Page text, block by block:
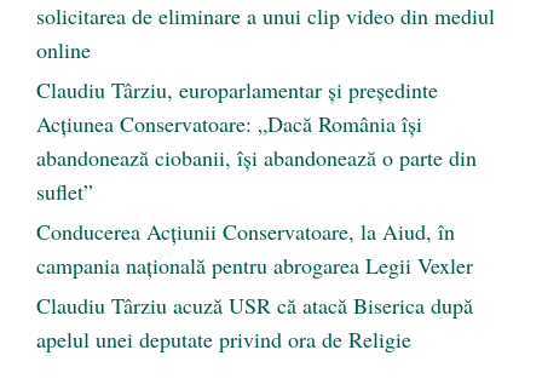
solicitarea de eliminare a unui clip video din mediul
online
Claudiu Târziu, europarlamentar și președinte
Acțiunea Conservatoare: „Dacă România își
abandonează ciobanii, își abandonează o parte din
suflet”
Conducerea Acțiunii Conservatoare, la Aiud, în
campania națională pentru abrogarea Legii Vexler
Claudiu Târziu acuză USR că atacă Biserica după
apelul unei deputate privind ora de Religie